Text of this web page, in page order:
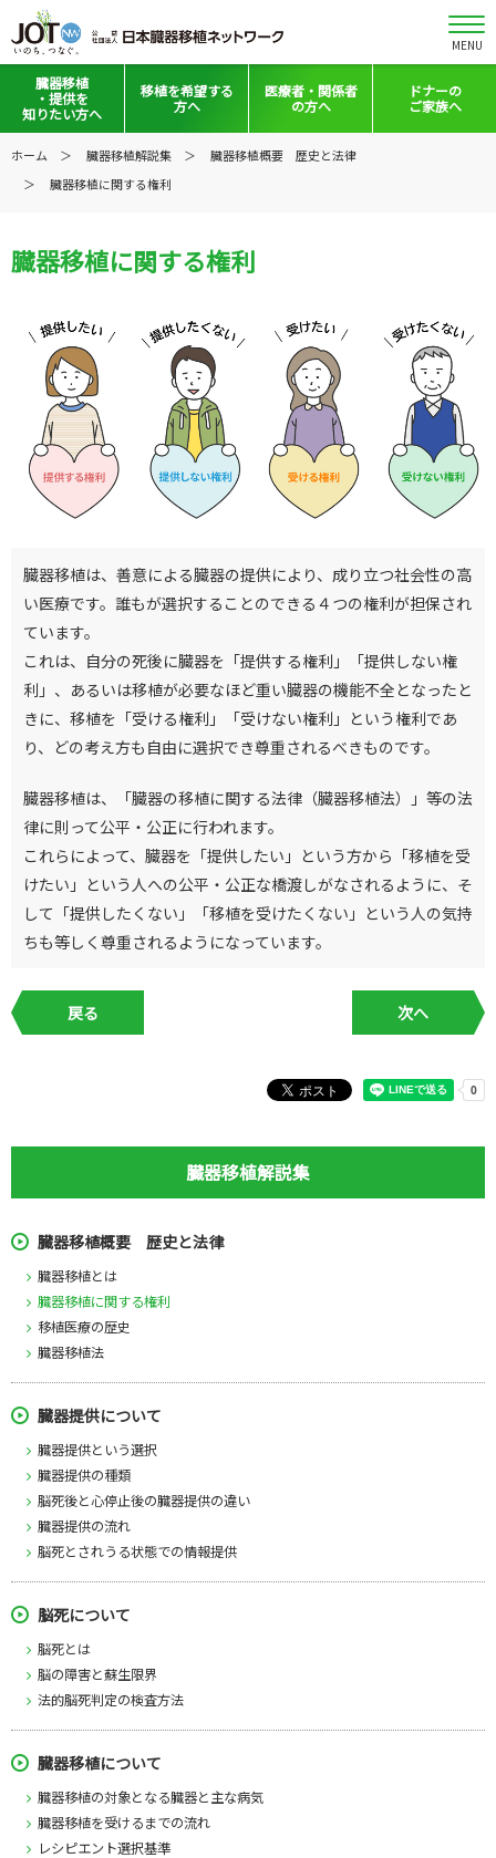
MENU
臓器移植
・提供を
知りたい方へ
移植と提供とは
普及啓発グッズ
全国の関連施設
全国のイベント・活動情報
Green Ribbon Campaign
移植を希望する
方へ
移植希望登録をお考えの方へ
医療者・ 関係者
の方へ
医療者向けお知らせ
映像ギャラリー
全国の関連施設
コーディネーター向けログイン
ドナーの
ご家族へ
ホーム 臓器移植解説集
臓器移植概要 歴史と法律
臓器移植に関する権利
臓器移植に関する権利
臓器移植は、善意による臓器の提供により、成り立つ社会性の高
い医療です。誰もが選択することのできる４つの権利が担保され
ています。
これは、自分の死後に臓器を「提供する権利」「提供しない権
利」、あるいは移植が必要なほど重い臓器の機能不全となったと
きに、移植を「受ける権利」「受けない権利」という権利であ
り、どの考え方も自由に選択でき尊重されるべきものです。
臓器移植は、「臓器の移植に関する法律（臓器移植法）」等の法
律に則って公平・公正に行われます。
これらによって、臓器を「提供したい」という方から「移植を受
けたい」という人への公平・公正な橋渡しがなされるように、そ
して「提供したくない」「移植を受けたくない」という人の気持
ちも等しく尊重されるようになっています。
戻る 次へ
臓器移植解説集
臓器移植概要 歴史と法律
臓器移植とは
臓器移植に関する権利
移植医療の歴史
臓器移植法
臓器提供について
臓器提供という選択
臓器提供の種類
脳死後と心停止後の臓器提供の違い
臓器提供の流れ
脳死とされうる状態での情報提供
脳死について
脳死とは
脳の障害と蘇生限界
法的脳死判定の検査方法
臓器移植について
臓器移植の対象となる臓器と主な病気
臓器移植を受けるまでの流れ
レシピエント選択基準